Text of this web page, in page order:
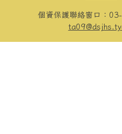
個資保護聯絡窗口：